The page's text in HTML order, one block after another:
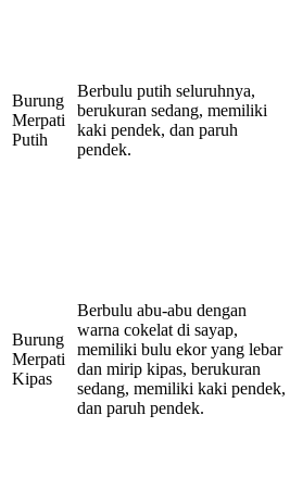
Burung
Merpati
Putih
Berbulu putih seluruhnya,
berukuran sedang, memiliki
kaki pendek, dan paruh
pendek.
Burung
Merpati
Kipas
Berbulu abu-abu dengan
warna cokelat di sayap,
memiliki bulu ekor yang lebar
dan mirip kipas, berukuran
sedang, memiliki kaki pendek,
dan paruh pendek.